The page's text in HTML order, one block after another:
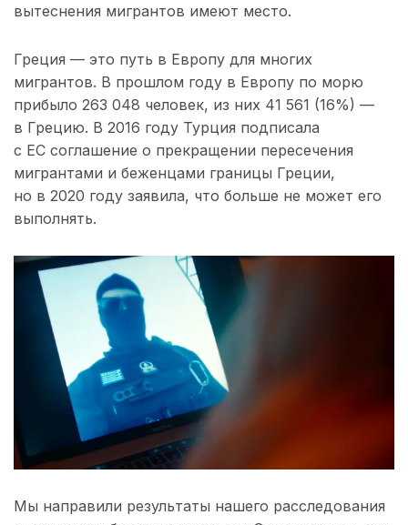
вытеснения мигрантов имеют место.
Греция — это путь в Европу для многих
мигрантов. В прошлом году в Европу по морю
прибыло 263 048 человек, из них 41 561 (16%) —
в Грецию. В 2016 году Турция подписала
с ЕС соглашение о прекращении пересечения
мигрантами и беженцами границы Греции,
но в 2020 году заявила, что больше не может его
выполнять.
Мы направили результаты нашего расследования